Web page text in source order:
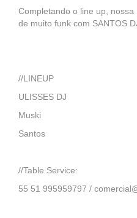
Completando o line up,
de muito funk com SANTOS
//LINEUP
ULISSES DJ
Muski
Santos
//Table Service:
55 51 995959797 /